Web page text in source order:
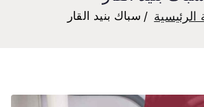
سباك بنيد القار